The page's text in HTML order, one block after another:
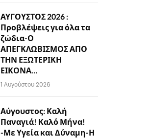
ΑΥΓΟΥΣΤΟΣ 2026 :
Προβλέψεις για όλα τα
ζώδια-Ο
ΑΠΕΓΚΛΩΒΙΣΜΟΣ ΑΠΟ
ΤΗΝ ΕΞΩΤΕΡΙΚΗ
ΕΙΚΟΝΑ…
1 Αυγούστου 2026
Αύγουστος: Καλή
Παναγιά! Καλό Μήνα!
-Με Υγεία και Δύναμη-Η